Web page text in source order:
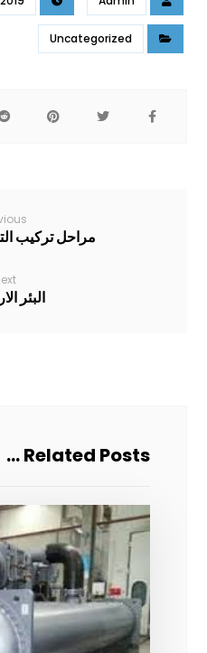
Uncategorized
مراحل تركيب
البئر
Related Posts ...